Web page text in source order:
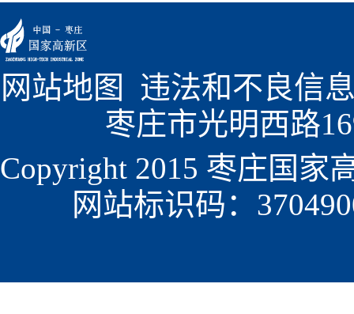
网站地图
违法和不良信
枣庄市光明西路
Copyright 2015 枣庄国家
网站标识码：